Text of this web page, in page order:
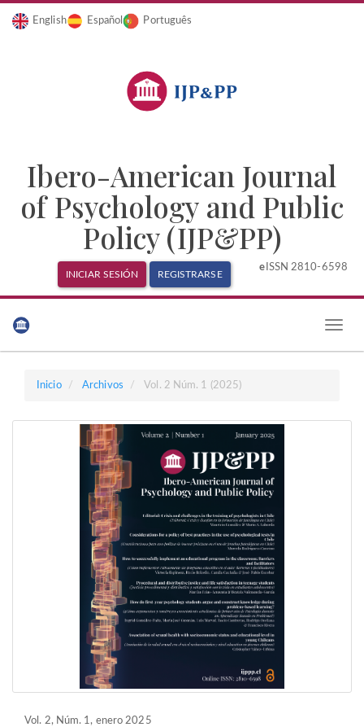
English Español Português
Ibero-American Journal
of Psychology and Public
Policy (IJP&PP)
INICIAR SESIÓN REGISTRARSE
e ISSN 2810-6598
Barra
Toggle
Inicio Archivos Vol. 2 Núm. 1 (2025)
Vol. 2, Núm. 1, enero 2025